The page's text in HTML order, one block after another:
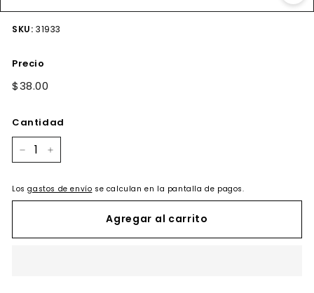
SKU: 31933
Precio
Precio
$38.00
Cantidad
Losgastos de envío se calculan en la pantalla de pagos.
Agregar al carrito